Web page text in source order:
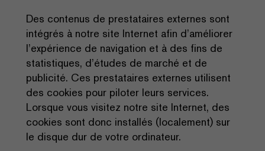
Des contenus de prestataires externes sont
intégrés à notre site Internet afin d’améliorer
l’expérience de navigation et à des fins de
statistiques, d’études de marché et de
publicité. Ces prestataires externes utilisent
des cookies pour piloter leurs services.
Lorsque vous visitez notre site Internet, des
cookies sont donc installés (localement) sur
le disque dur de votre ordinateur.